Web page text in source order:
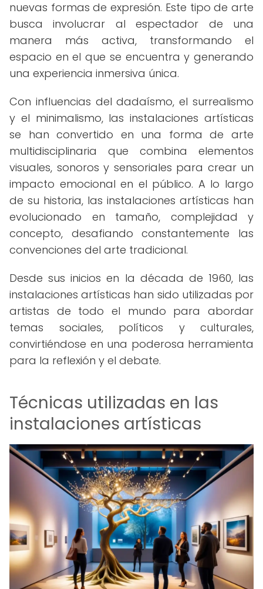
nuevas formas de expresión. Este tipo de arte
busca involucrar al espectador de una
manera más activa, transformando el
espacio en el que se encuentra y generando
una experiencia inmersiva única.
Con influencias del dadaísmo, el surrealismo
y el minimalismo, las instalaciones artísticas
se han convertido en una forma de arte
multidisciplinaria que combina elementos
visuales, sonoros y sensoriales para crear un
impacto emocional en el público. A lo largo
de su historia, las instalaciones artísticas han
evolucionado en tamaño, complejidad y
concepto, desafiando constantemente las
convenciones del arte tradicional.
Desde sus inicios en la década de 1960, las
instalaciones artísticas han sido utilizadas por
artistas de todo el mundo para abordar
temas sociales, políticos y culturales,
convirtiéndose en una poderosa herramienta
para la reflexión y el debate.
Técnicas utilizadas en las
instalaciones artísticas